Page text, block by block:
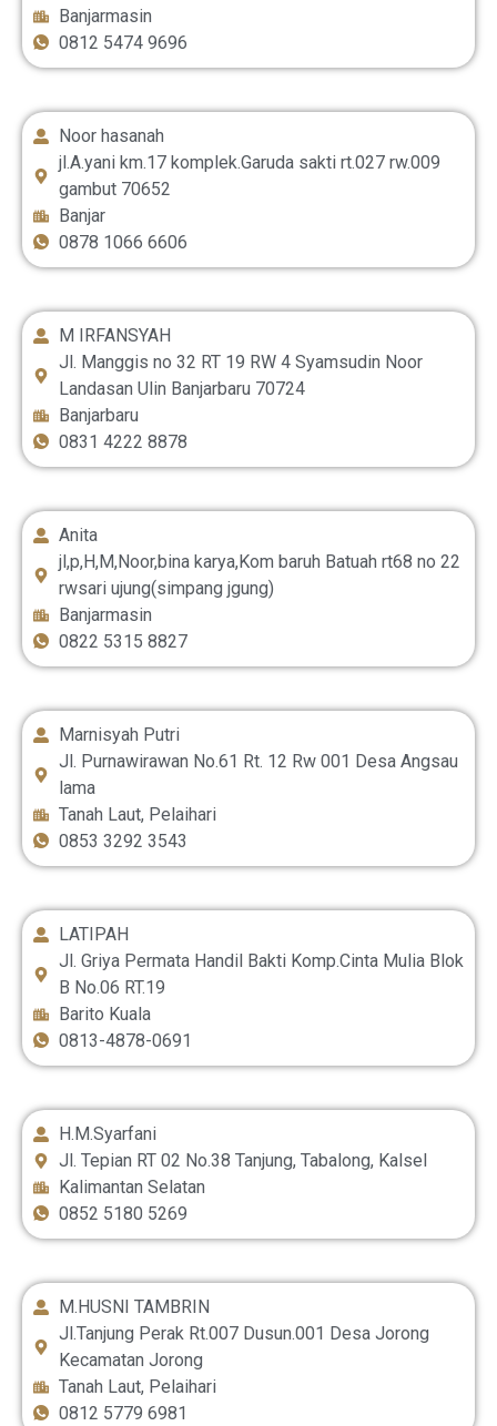
Banjarmasin
0812 5474 9696
Noor hasanah
jl.A.yani km.17 komplek.Garuda sakti rt.027 rw.009
gambut 70652
Banjar
0878 1066 6606
M IRFANSYAH
Jl. Manggis no 32 RT 19 RW 4 Syamsudin Noor
Landasan Ulin Banjarbaru 70724
Banjarbaru
0831 4222 8878
Anita
jl,p,H,M,Noor,bina karya,Kom baruh Batuah rt68 no 22
rwsari ujung(simpang jgung)
Banjarmasin
0822 5315 8827
Marnisyah Putri
Jl. Purnawirawan No.61 Rt. 12 Rw 001 Desa Angsau
lama
Tanah Laut, Pelaihari
0853 3292 3543
LATIPAH
Jl. Griya Permata Handil Bakti Komp.Cinta Mulia Blok
B No.06 RT.19
Barito Kuala
0813-4878-0691
H.M.Syarfani
Jl. Tepian RT 02 No.38 Tanjung, Tabalong, Kalsel
Kalimantan Selatan
0852 5180 5269
M.HUSNI TAMBRIN
Jl.Tanjung Perak Rt.007 Dusun.001 Desa Jorong
Kecamatan Jorong
Tanah Laut, Pelaihari
0812 5779 6981